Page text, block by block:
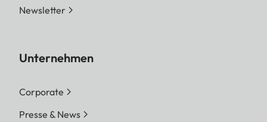
Newsletter
Unternehmen
Corporate
Presse & News